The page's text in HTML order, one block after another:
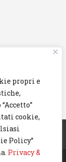
propri e
cookie,
Policy”
Privacy &